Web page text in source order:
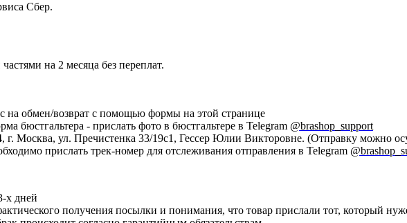
Сбер.
на 2 месяца без переплат.
на обмен/возврат с помощью формы на этой странице
бюстгальтера - прислать фото в бюстгальтере в Telegram @brashop_support
г. Москва, ул. Пречистенка 33/19с1, Гессер Юлии Викторовне. (Отправку можно
прислать трек-номер для отслеживания отправления в Telegram
х дней
получения посылки и понимания, что товар прислали тот, который